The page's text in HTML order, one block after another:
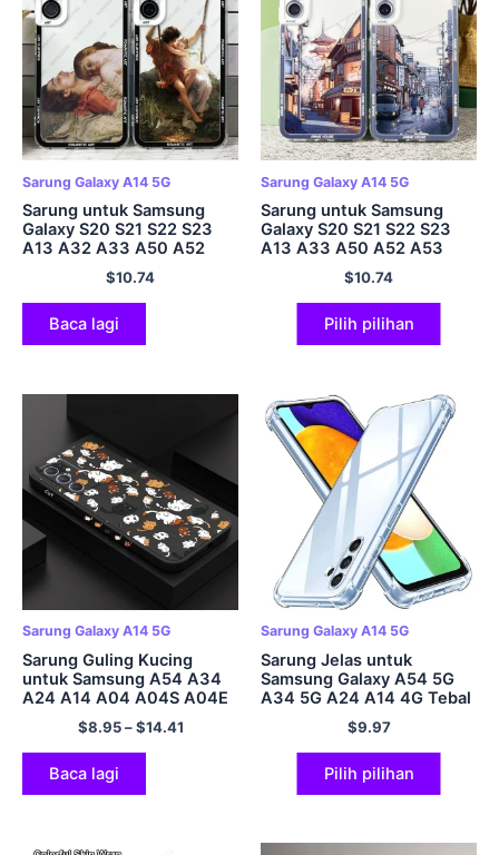
Sarung Galaxy A14 5G
Sarung untuk Samsung
Galaxy S20 S21 S22 S23
A13 A32 A33 A50 A52
A53 A73 A54 A14 Penutup
Lembut Seni Romantik
$10.74
Baca lagi
Sarung Galaxy A14 5G
Sarung untuk Samsung
Galaxy S20 S21 S22 S23
A13 A33 A50 A52 A53
A73 A54 A14 Penutup
Lembut Anime Jepun
Pemandangan Rumah
Lukisan Tangan
$10.74
Pilih pilihan
Sarung Galaxy A14 5G
Sarung Guling Kucing
untuk Samsung A54 A34
A24 A14 A04 A04S A04E
A73 A53 A33 A23 A13
A03 A72 A52 A52S A32
A22 A12 A71 A51 4G 5G
$8.95–$14.41
Baca lagi
Sarung Galaxy A14 5G
Sarung Jelas untuk
Samsung Galaxy A54 5G
A34 5G A24 A14 4G Tebal
Kalis Kejutan Sarung
Telefon Silikon Lembut
untuk Samsung A04s
A04e A04
$9.97
Pilih pilihan